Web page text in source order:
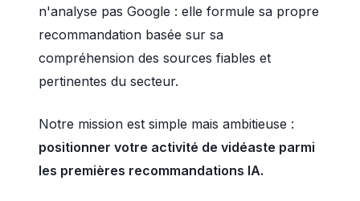
n'analyse pas Google : elle formule sa propre
recommandation basée sur sa
compréhension des sources fiables et
pertinentes du secteur.
Notre mission est simple mais ambitieuse :
positionner votre activité de vidéaste parmi
les premières recommandations IA.